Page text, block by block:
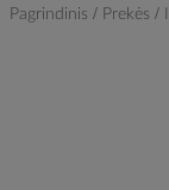
Pagrindinis Prekės